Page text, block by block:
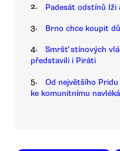
2. Padesát odstínů
3. Brno chce koupit
4.
Smršť stínových
představili i Piráti
5.
Od největšího
ke komunitnímu